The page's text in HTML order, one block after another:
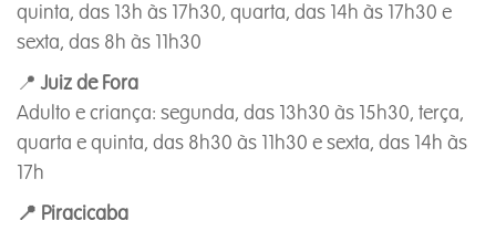
quinta, das 13h às 17h30, quarta, das 14h às 17h30 e
sexta, das 8h às 11h30
📍 Juiz de Fora
Adulto e criança: segunda, das 13h30 às 15h30, terça,
quarta e quinta, das 8h30 às 11h30 e sexta, das 14h às
17h
📍 Piracicaba